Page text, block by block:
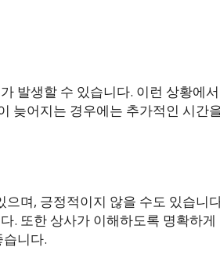
발생할 수 있습니다. 이런 상황에
늦어지는 경우에는 추가적인 시간
며, 긍정적이지 않을 수도 있습니
. 또한 상사가 이해하도록 명확하
니다.